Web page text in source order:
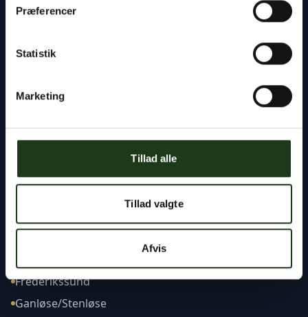
Præferencer
Statistik
Marketing
Tillad alle
Tillad valgte
Afvis
Tlf:+45 47 33 30 77
Frederikssund
Ganløse/Stenløse